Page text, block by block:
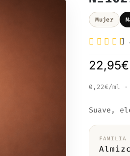
Mujer
22,95€
0,22€/ml
Suave,
FAMILIA